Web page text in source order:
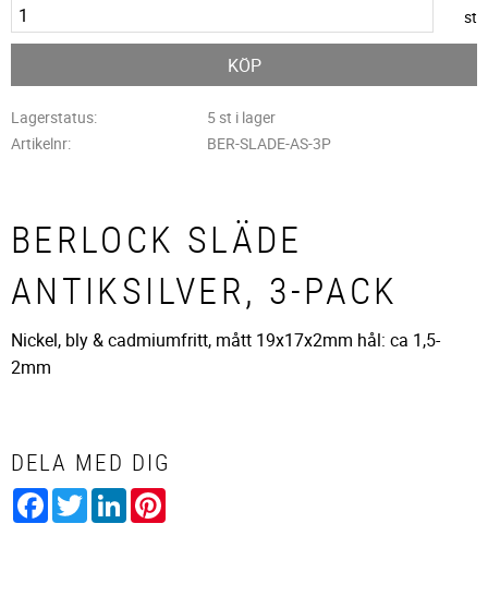
st
KÖP
Lagerstatus
5 st i lager
Artikelnr
BER-SLADE-AS-3P
BERLOCK SLÄDE
ANTIKSILVER, 3-PACK
Nickel, bly & cadmiumfritt, mått 19x17x2mm hål: ca 1,5-
2mm
DELA MED DIG
Facebook
TwitterLinkedIn